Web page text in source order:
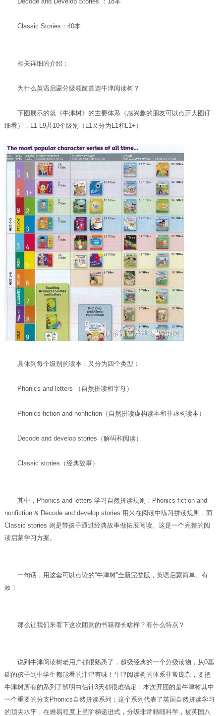
Classic Stories：40本
相关详细的介绍：
为什么英语启蒙分级领航首选牛津阅读树？
下图展示的就《牛津树》的主要体系（感兴趣的朋友可以点开大图仔
细看），L1-L9共10个级别（L1又分为L1和L1+）
具体到每个级别的读本，又分为四个类型：
Phonics and letters （自然拼读和字母）
Phonics fiction and nonfiction（自然拼读虚构读本和非虚构读本）
Decode and develop stories（解码和阅读）
Classic stories（经典故事）
其中，Phonics and letters 学习自然拼读规则；Phonics fiction and
nonfiction & Decode and develop stories 用来在阅读中练习拼读规则，而
Classic stories 则是带孩子通过经典故事做拓展阅读。这是一个完整的阅
读启蒙学习方案。
一句话，用这套可以点读的“牛津树”全新完整版，英语启蒙简单、有
效！
那么让我们来看下这次团购的书籍都长啥样？有什么特点？
说到牛津阅读树老用户都很熟悉了，超级经典的一个分级读物，从0基
础的孩子到中学生都能看的津津有味！牛津阅读树的体系非常庞杂，要把
牛津树所有的系列了解明白估计3天都很难搞定！本次开团的是牛津树其中
一个重要的分支Phonics自然拼读系列；这个系列代表了英国自然拼读学习
的顶尖水平，在难易程度上呈阶梯递进式，分级非常精细科学，被英国八